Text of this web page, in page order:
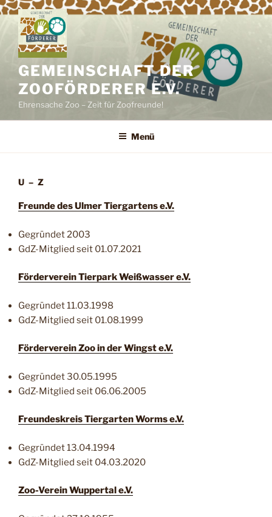
Zum
Inhalt
springen
GEMEINSCHAFT DER
ZOOFÖRDERER E.V.
Ehrensache Zoo – Zeit für Zoofreunde!
Menü
U – Z
Freunde des Ulmer Tiergartens e.V.
Gegründet 2003
GdZ-Mitglied seit 01.07.2021
Förderverein Tierpark Weißwasser e.V.
Gegründet 11.03.1998
GdZ-Mitglied seit 01.08.1999
Förderverein Zoo in der Wingst e.V.
Gegründet 30.05.1995
GdZ-Mitglied seit 06.06.2005
Freundeskreis Tiergarten Worms e.V.
Gegründet 13.04.1994
GdZ-Mitglied seit 04.03.2020
Zoo-Verein Wuppertal e.V.